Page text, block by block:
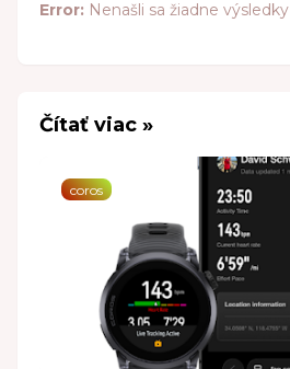
Error: Nenašli sa žiadne výsledky
Čítať viac »
coros